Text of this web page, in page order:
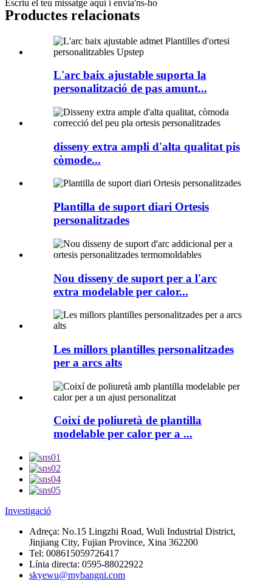
Escriu el teu missatge aquí i envia'ns-ho
Productes relacionats
L'arc baix ajustable suporta la
personalització de pas amunt...
disseny extra ampli d'alta qualitat pis
còmode...
Plantilla de suport diari Ortesis
personalitzades
Nou disseny de suport per a l'arc
extra modelable per calor...
Les millors plantilles personalitzades
per a arcs alts
Coixí de poliuretà de plantilla
modelable per calor per a ...
Investigació
Adreça: No.15 Lingzhi Road, Wuli Industrial District,
Jinjiang City, Fujian Province, Xina 362200
Tel: 008615059726417
Línia directa: 0595-88022922
skyewu@mybangni.com